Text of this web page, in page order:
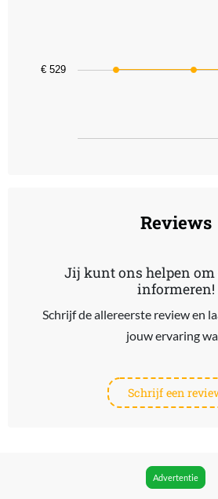
The chart has 1 Y axis displaying
€ 529
Reviews
Jij kunt ons helpen om
informeren!
Schrijf de allereerste review en
jouw ervaring
Schrijf een
Advertentie